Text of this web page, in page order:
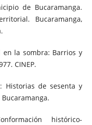
de Bucaramanga.
Bucaramanga,
en la sombra: Barrios y
CINEP.
Historias de sesenta y
histórico-